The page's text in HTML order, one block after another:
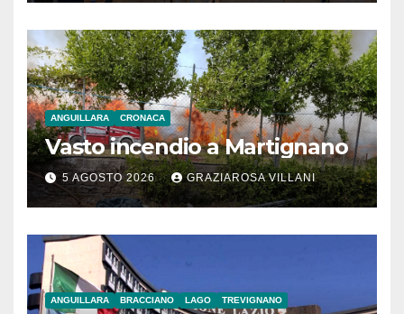
ANGUILLARA CRONACA
Vasto incendio a Martignano
5 AGOSTO 2026 GRAZIAROSA VILLANI
ANGUILLARA BRACCIANO LAGO TREVIGNANO